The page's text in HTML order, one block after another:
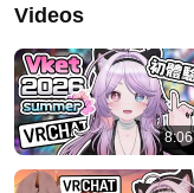
Videos
8:06